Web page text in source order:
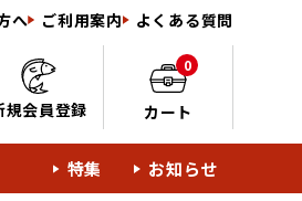
へ ご利用案内 よくある質問
規会員登録
0
カート
特集 お知らせ